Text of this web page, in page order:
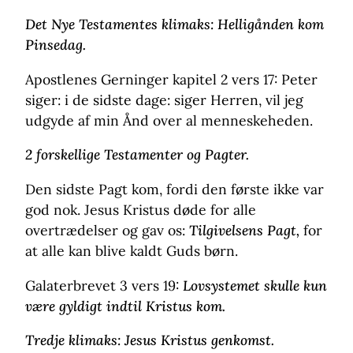
Det Nye Testamentes klimaks: Helligånden kom
Pinsedag.
Apostlenes Gerninger kapitel 2 vers 17: Peter
siger: i de sidste dage: siger Herren, vil jeg
udgyde af min Ånd over al menneskeheden.
2 forskellige Testamenter og Pagter.
Den sidste Pagt kom, fordi den første ikke var
god nok. Jesus Kristus døde for alle
overtrædelser og gav os: Tilgivelsens Pagt, for
at alle kan blive kaldt Guds børn.
Galaterbrevet 3 vers 19: Lovsystemet skulle kun
være gyldigt indtil Kristus kom.
Tredje klimaks: Jesus Kristus genkomst.